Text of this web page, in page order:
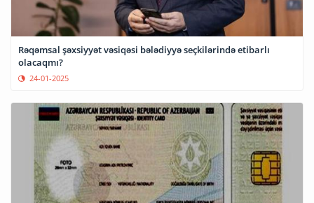
Rəqəmsal şəxsiyyət vəsiqəsi bələdiyyə seçkilərində etibarlı
olacaqmı?
24-01-2025